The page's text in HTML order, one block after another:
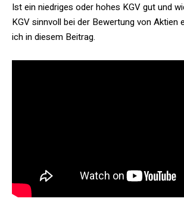
Ist ein niedriges oder hohes KGV gut und
KGV sinnvoll bei der Bewertung von Aktien
ich in diesem Beitrag.